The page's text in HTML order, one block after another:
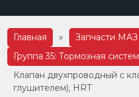
Главная » Запчасти МАЗ
Группа 35: Тормозная
Клапан двухпроводный с
глушителем), HRT